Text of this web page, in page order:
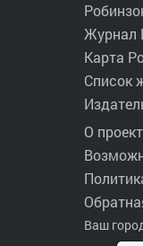
Журнал
Карта
Список
О
Ваш